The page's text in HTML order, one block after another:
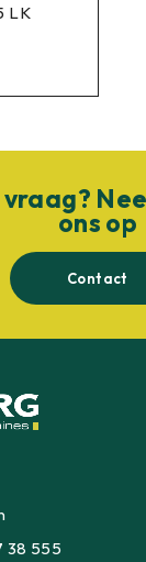
LK
vraag?
ons op
Contact
38 555